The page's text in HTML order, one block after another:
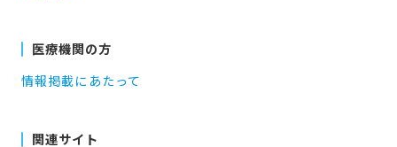
医療機関の方
情報掲載にあたって
関連サイト